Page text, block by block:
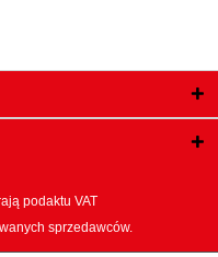
podaktu VAT
sprzedawców.